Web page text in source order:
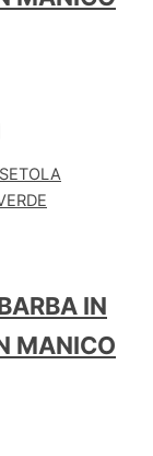
IN
MANICO